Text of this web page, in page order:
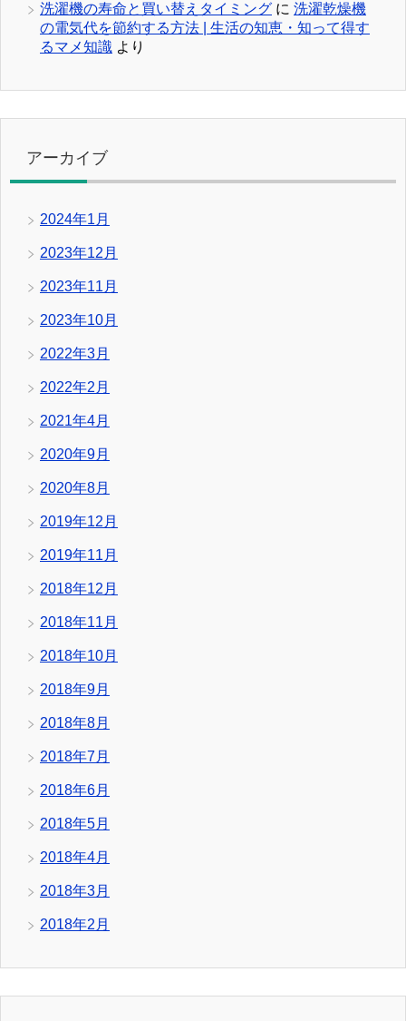
洗濯機の寿命と買い替えタイミング に 洗濯乾燥機
の電気代を節約する方法 | 生活の知恵・知って得す
るマメ知識 より
アーカイブ
2024年1月
2023年12月
2023年11月
2023年10月
2022年3月
2022年2月
2021年4月
2020年9月
2020年8月
2019年12月
2019年11月
2018年12月
2018年11月
2018年10月
2018年9月
2018年8月
2018年7月
2018年6月
2018年5月
2018年4月
2018年3月
2018年2月